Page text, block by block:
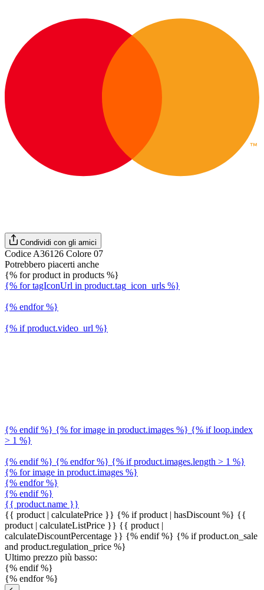
Condividi con gli amici
Codice A36126 Colore 07
Potrebbero piacerti anche
{% for product in products %}
{% for tagIconUrl in product.tag_icon_urls %}
{% endfor %}
{% if product.video_url %}
{% endif %} {% for image in product.images %} {% if loop.index
> 1 %}
{% endif %} {% endfor %} {% if product.images.length > 1 %}
{% for image in product.images %}
{% endfor %}
{% endif %}
{{ product.name }}
{{ product | calculatePrice }} {% if product | hasDiscount %} {{
product | calculateListPrice }} {{ product |
calculateDiscountPercentage }} {% endif %} {% if product.on_sale
and product.regulation_price %}
Ultimo prezzo più basso:
{% endif %}
{% endfor %}